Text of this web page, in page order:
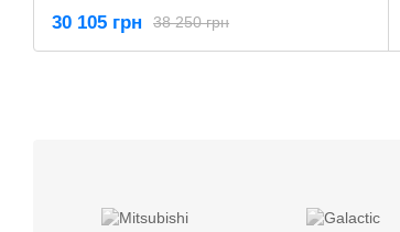
38 250 грн
30 105 грн